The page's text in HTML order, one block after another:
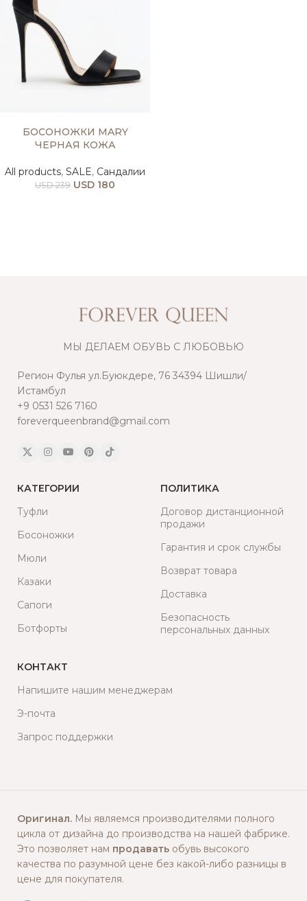
БОСОНОЖКИ MARY
ЧЕРНАЯ КОЖА
All products, SALE, Сандалии
USD239 USD 180
МЫ ДЕЛАЕМ ОБУВЬ С ЛЮБОВЬЮ
Регион Фулья ул.Буюкдере, 76 34394 Шишли/
Истамбул
+9 0531 526 7160
foreverqueenbrand@gmail.com
КАТЕГОРИИ
Туфли
Босоножки
Мюли
Казаки
Сапоги
Ботфорты
ПОЛИТИКА
Договор дистанционной
продажи
Гарантия и срок службы
Возврат товара
Доставка
Безопасность
персональных данных
КОНТАКТ
Напишите нашим менеджерам
Э-почта
Запрос поддержки
Оригинал. Мы являемся производителями полного
цикла от дизайна до производства на нашей фабрике.
Это позволяет нам продавать обувь высокого
качества по разумной цене без какой-либо разницы в
цене для покупателя.